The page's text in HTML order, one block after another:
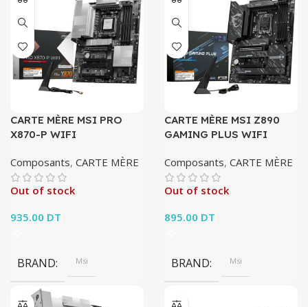
CARTE MÈRE MSI PRO
X870-P WIFI
Composants, CARTE MÈRE
Out of stock
935.00 DT
BRAND Msi
CARTE MÈRE MSI Z890
GAMING PLUS WIFI
Composants, CARTE MÈRE
Out of stock
895.00 DT
BRAND Msi